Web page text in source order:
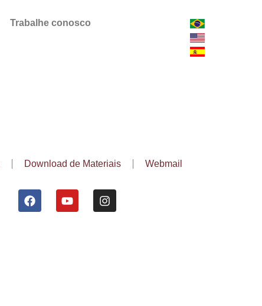
Trabalhe conosco
Download de Materiais Webmail